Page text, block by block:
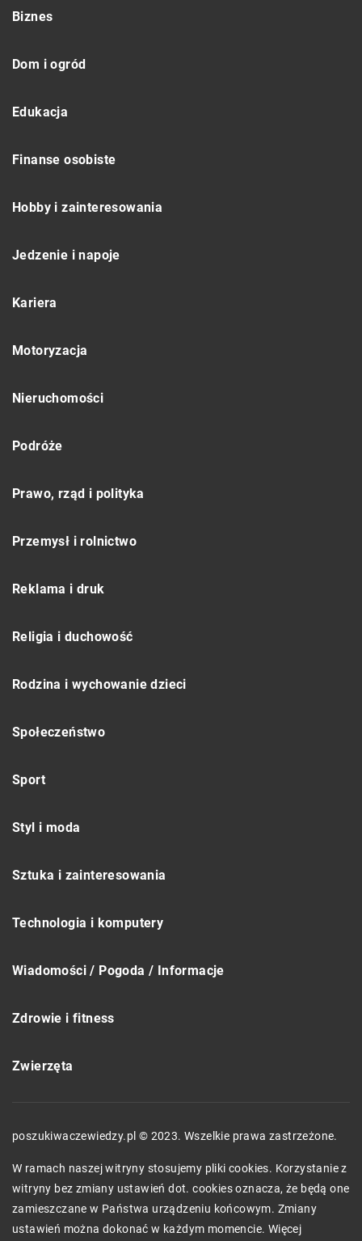
Biznes
Dom i ogród
Edukacja
Finanse osobiste
Hobby i zainteresowania
Jedzenie i napoje
Kariera
Motoryzacja
Nieruchomości
Podróże
Prawo, rząd i polityka
Przemysł i rolnictwo
Reklama i druk
Religia i duchowość
Rodzina i wychowanie dzieci
Społeczeństwo
Sport
Styl i moda
Sztuka i zainteresowania
Technologia i komputery
Wiadomości / Pogoda / Informacje
Zdrowie i fitness
Zwierzęta
poszukiwaczewiedzy.pl © 2023. Wszelkie prawa zastrzeżone.
W ramach naszej witryny stosujemy pliki cookies. Korzystanie z
witryny bez zmiany ustawień dot. cookies oznacza, że będą one
zamieszczane w Państwa urządzeniu końcowym. Zmiany
ustawień można dokonać w każdym momencie. Więcej